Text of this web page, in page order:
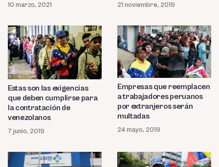
10 marzo, 2021 21 noviembre, 2019
Estas son las exigencias
que deben cumplirse para
la contratación de
venezolanos
7 junio, 2019
Empresas que reemplacen
a trabajadores peruanos
por extranjeros serán
multadas
24 mayo, 2019